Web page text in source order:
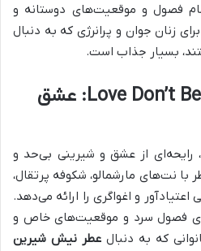
فصول و موقعیت‌های دوستانه و
زنان جوان و پرانرژی که به دنبال
بسیار جذاب است.
عطر Love Don’t Be Shy by Kilian: عشق
رایحه‌ای از عشق و شیرینی بی‌حد و
نت‌های مارشمالو، شکوفه پرتقال،
و اغواگری را ارائه می‌دهد.
فصول سرد و موقعیت‌های خاص و
که به دنبال عطر نیش شیرین